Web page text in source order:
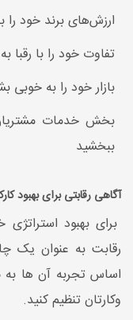
ارزش‌های برند خود را
تفاوت خود را با رقبا
بازار خود را به خوبی
بخش خدمات
ببخشید
آگاهی رقابتی برای بهبود
برای بهبود
رقابت به عنوان یک
اساس تجربه آن ها
وکارتان تنظیم کنید.